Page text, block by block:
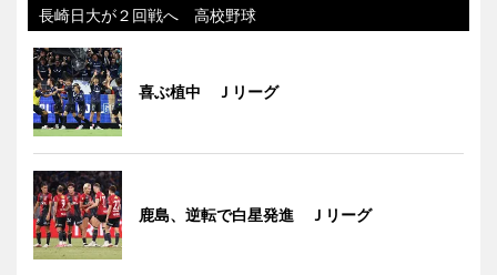
長崎日大が２回戦へ 高校野球
喜ぶ植中 Ｊリーグ
鹿島、逆転で白星発進 Ｊリーグ